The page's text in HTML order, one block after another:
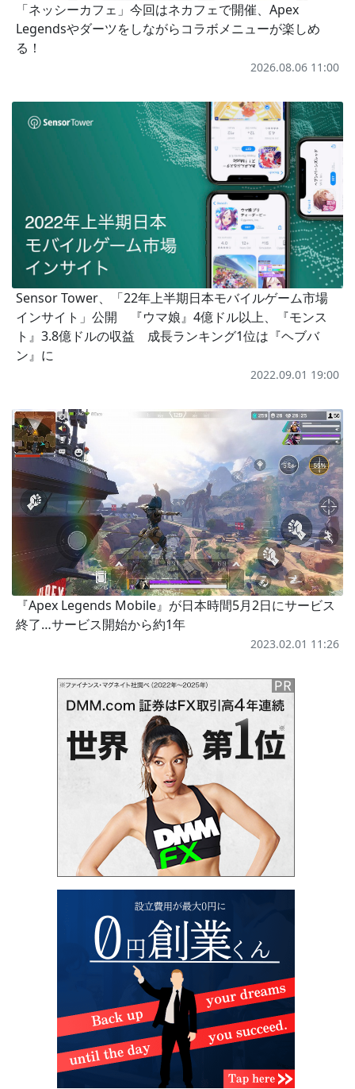
「ネッシーカフェ」今回はネカフェで開催、Apex
Legendsやダーツをしながらコラボメニューが楽しめ
る！
2026.08.06 11:00
Sensor Tower、「22年上半期日本モバイルゲーム市場
インサイト」公開 『ウマ娘』4億ドル以上、『モンス
ト』3.8億ドルの収益 成長ランキング1位は『ヘブバ
ン』に
2022.09.01 19:00
『Apex Legends Mobile』が日本時間5月2日にサービス
終了…サービス開始から約1年
2023.02.01 11:26